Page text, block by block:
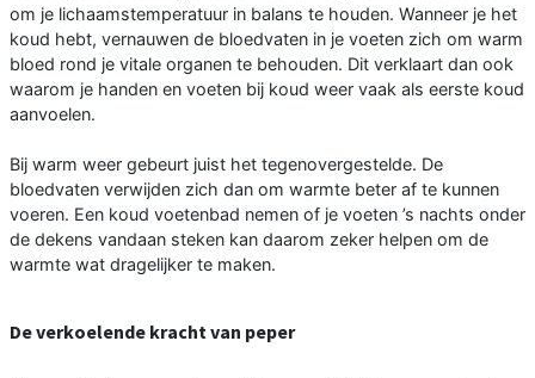
om je lichaamstemperatuur in balans te houden. Wanneer je het
koud hebt, vernauwen de bloedvaten in je voeten zich om warm
bloed rond je vitale organen te behouden. Dit verklaart dan ook
waarom je handen en voeten bij koud weer vaak als eerste koud
aanvoelen.
Bij warm weer gebeurt juist het tegenovergestelde. De
bloedvaten verwijden zich dan om warmte beter af te kunnen
voeren. Een koud voetenbad nemen of je voeten ’s nachts onder
de dekens vandaan steken kan daarom zeker helpen om de
warmte wat dragelijker te maken.
De verkoelende kracht van peper